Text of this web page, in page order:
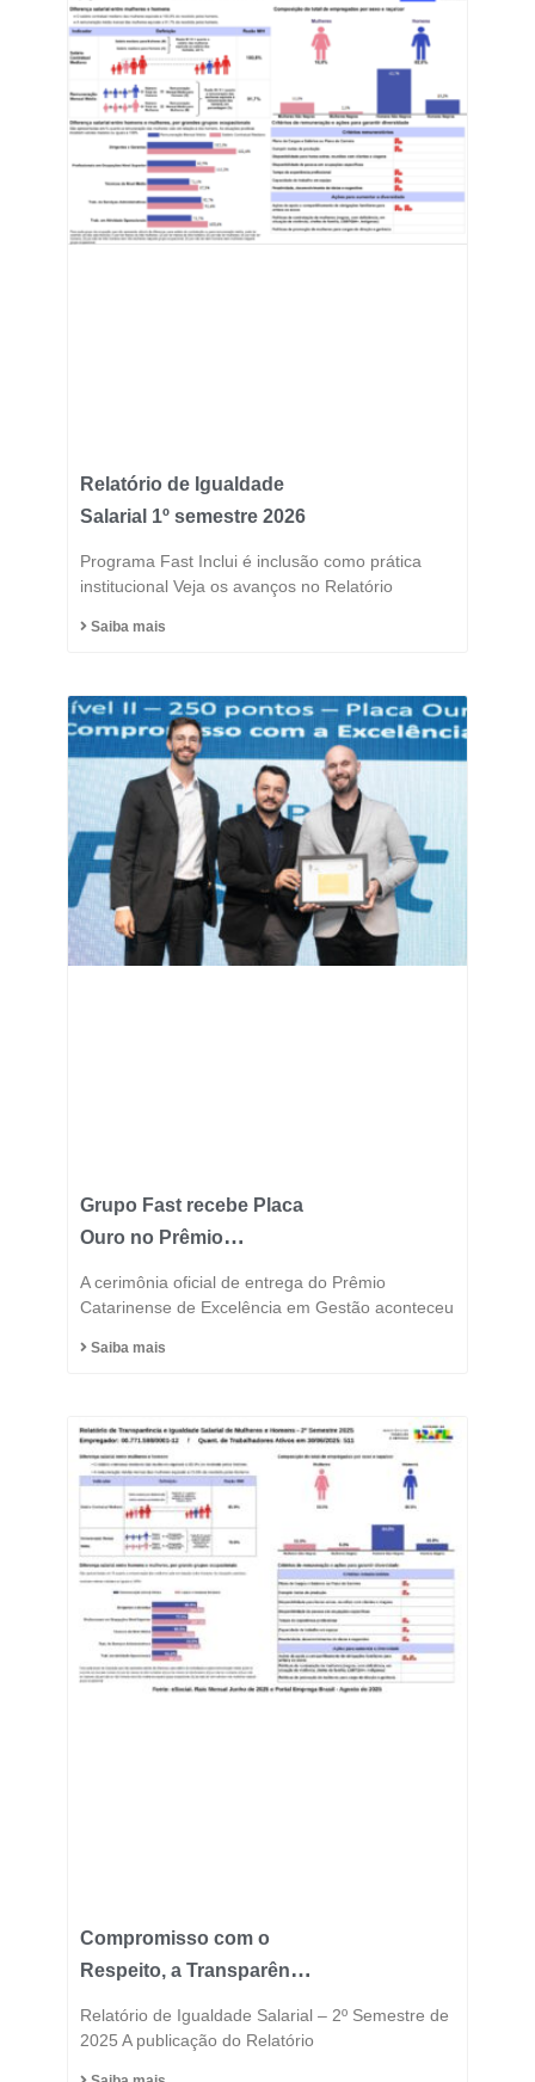
Relatório de Igualdade
Salarial 1º semestre 2026
Programa Fast Inclui é inclusão como prática
institucional Veja os avanços no Relatório
Saiba mais
Grupo Fast recebe Placa
Ouro no Prêmio
Excelência 2025 e
A cerimônia oficial de entrega do Prêmio
Catarinense de Excelência em Gestão aconteceu
Saiba mais
Compromisso com o
Respeito, a Transparência
DNA do Grupo Fast
Relatório de Igualdade Salarial – 2º Semestre de
2025 A publicação do Relatório